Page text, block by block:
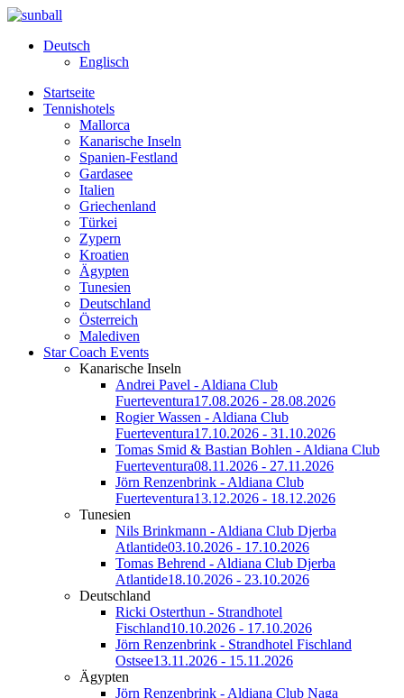
Deutsch
Englisch
Startseite
Tennishotels
Mallorca
Kanarische Inseln
Spanien-Festland
Gardasee
Italien
Griechenland
Türkei
Zypern
Kroatien
Ägypten
Tunesien
Deutschland
Österreich
Malediven
Star Coach Events
Kanarische Inseln
Andrei Pavel - Aldiana Club
Fuerteventura17.08.2026 - 28.08.2026
Rogier Wassen - Aldiana Club
Fuerteventura17.10.2026 - 31.10.2026
Tomas Smid & Bastian Bohlen - Aldiana Club
Fuerteventura08.11.2026 - 27.11.2026
Jörn Renzenbrink - Aldiana Club
Fuerteventura13.12.2026 - 18.12.2026
Tunesien
Nils Brinkmann - Aldiana Club Djerba
Atlantide03.10.2026 - 17.10.2026
Tomas Behrend - Aldiana Club Djerba
Atlantide18.10.2026 - 23.10.2026
Deutschland
Ricki Osterthun - Strandhotel
Fischland10.10.2026 - 17.10.2026
Jörn Renzenbrink - Strandhotel Fischland
Ostsee13.11.2026 - 15.11.2026
Ägypten
Jörn Renzenbrink - Aldiana Club Naga